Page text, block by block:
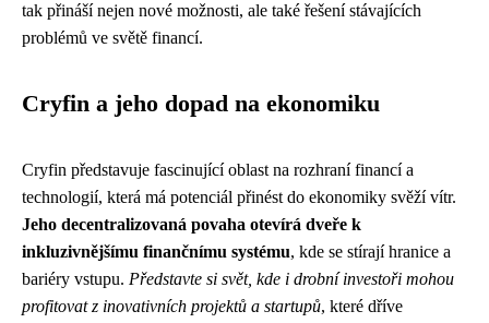
tak přináší nejen nové možnosti, ale také řešení stávajících
problémů ve světě financí.
Cryfin a jeho dopad na ekonomiku
Cryfin představuje fascinující oblast na rozhraní financí a
technologií, která má potenciál přinést do ekonomiky svěží vítr.
Jeho decentralizovaná povaha otevírá dveře k
inkluzivnějšímu finančnímu systému, kde se stírají hranice a
bariéry vstupu. Představte si svět, kde i drobní investoři mohou
profitovat z inovativních projektů a startupů, které dříve